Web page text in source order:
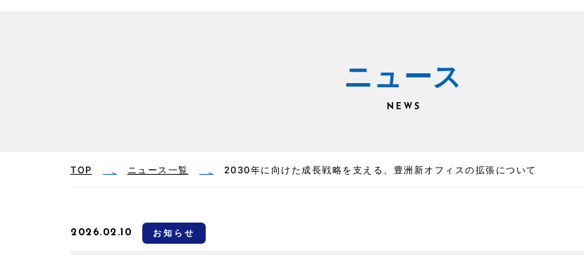
ニュース
NEWS
TOP ニュース一覧 2030年に向けた成長戦略を支える、豊洲新オフィスの拡張について
2026.02.10 お知らせ